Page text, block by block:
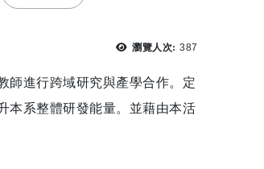
瀏覽人次: 瀏覽次數：
387
師進行跨域研究與產學合作。定
本系整體研發能量。並藉由本活